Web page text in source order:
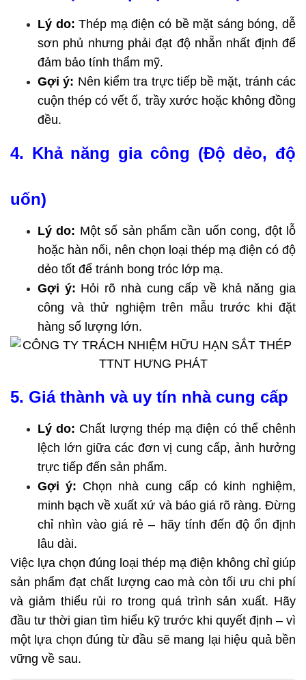
Lý do: Thép mạ điện có bề mặt sáng bóng, dễ
sơn phủ nhưng phải đạt độ nhẵn nhất định để
đảm bảo tính thẩm mỹ.
Gợi ý: Nên kiểm tra trực tiếp bề mặt, tránh các
cuộn thép có vết ố, trầy xước hoặc không đồng
đều.
4. Khả năng gia công (Độ dẻo, độ
uốn)
Lý do: Một số sản phẩm cần uốn cong, đột lỗ
hoặc hàn nối, nên chọn loại thép mạ điện có độ
dẻo tốt để tránh bong tróc lớp mạ.
Gợi ý: Hỏi rõ nhà cung cấp về khả năng gia
công và thử nghiệm trên mẫu trước khi đặt
hàng số lượng lớn.
5. Giá thành và uy tín nhà cung cấp
Lý do: Chất lượng thép mạ điện có thể chênh
lệch lớn giữa các đơn vị cung cấp, ảnh hưởng
trực tiếp đến sản phẩm.
Gợi ý: Chọn nhà cung cấp có kinh nghiệm,
minh bạch về xuất xứ và báo giá rõ ràng. Đừng
chỉ nhìn vào giá rẻ – hãy tính đến độ ổn định
lâu dài.
Việc lựa chọn đúng loại thép mạ điện không chỉ giúp
sản phẩm đạt chất lượng cao mà còn tối ưu chi phí
và giảm thiểu rủi ro trong quá trình sản xuất. Hãy
đầu tư thời gian tìm hiểu kỹ trước khi quyết định – vì
một lựa chọn đúng từ đầu sẽ mang lại hiệu quả bền
vững về sau.